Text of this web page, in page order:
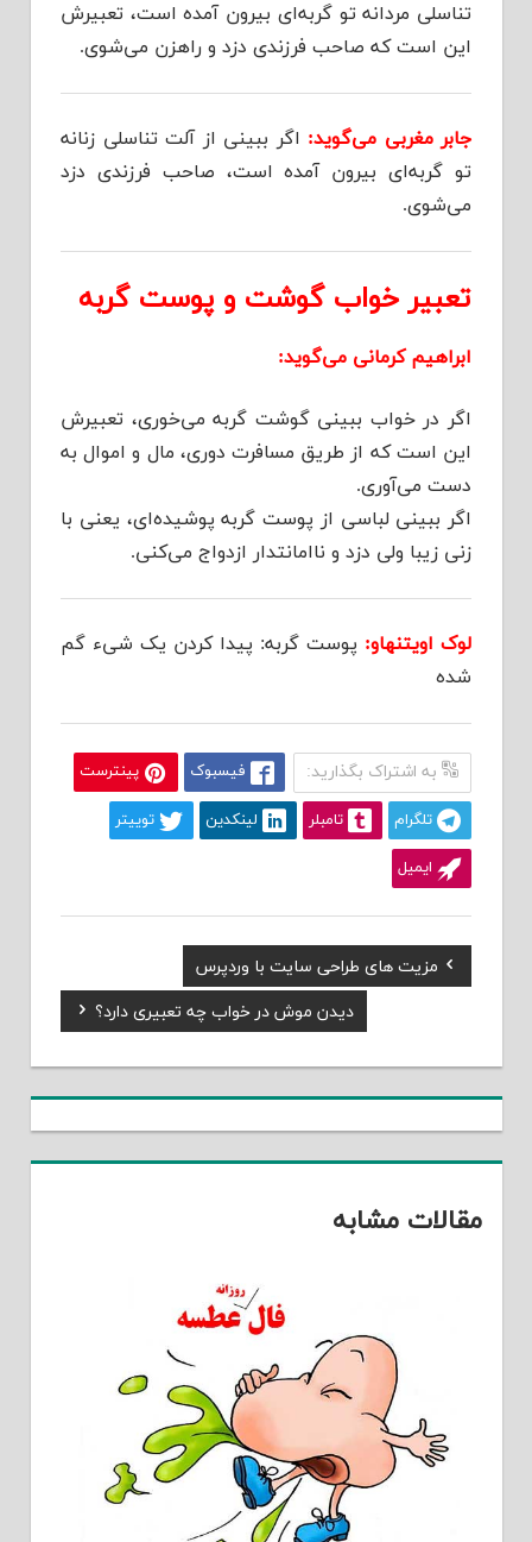
تناسلی مردانه تو گربه‌ای بیرون آمده است، تعبیرش
این است که صاحب فرزندی دزد و راهزن می‌شوی.
جابر مغربی می‌گوید: اگر ببینی از آلت تناسلی زنانه
تو گربه‌ای بیرون آمده است، صاحب فرزندی دزد
می‌شوی.
تعبیر خواب گوشت و پوست گربه
ابراهیم کرمانی می‌گوید:
اگر در خواب ببینی گوشت گربه می‌خوری، تعبیرش
این است که از طریق مسافرت دوری، مال و اموال به
دست می‌آوری.
اگر ببینی لباسی از پوست گربه پوشیده‌ای، یعنی با
زنی زیبا ولی دزد و ناامانتدار ازدواج می‌کنی.
لوک اویتنهاو: پوست گربه: پیدا کردن یک شیء گم
شده
به اشتراک بگذارید: فیسبوک پینترست
تلگرام تامبلر لینکدین توییتر
ایمیل
راهبری
Previous
Post:
مزیت های طراحی سایت با وردپرس
Next
Post:
دیدن موش در خواب چه تعبیری دارد؟
مقالات مشابه